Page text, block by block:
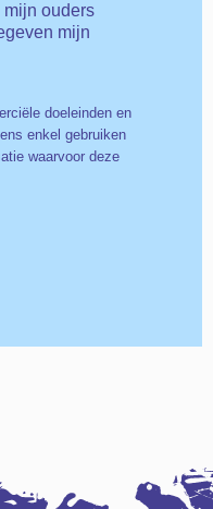
mijn ouders
mijn
doeleinden en
enkel gebruiken
waarvoor deze